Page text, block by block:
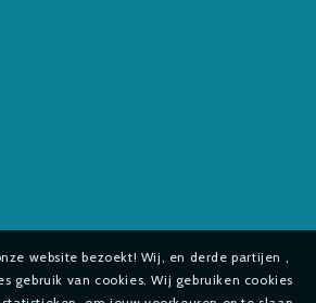
website bezoekt! Wij, en derde partijen ,
gebruik van cookies. Wij gebruiken cookies